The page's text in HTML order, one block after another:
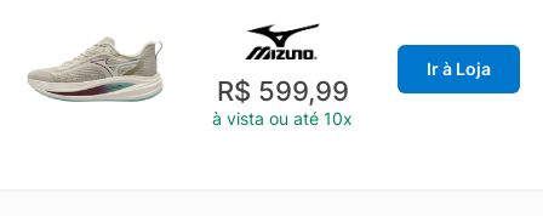
R$ 599,99
à vista ou até 10x
Ir à Loja